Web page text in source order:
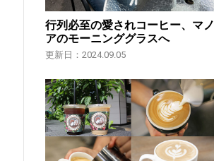
行列必至の愛されコーヒー、マノ
アのモーニンググラスへ
更新日：2024.09.05